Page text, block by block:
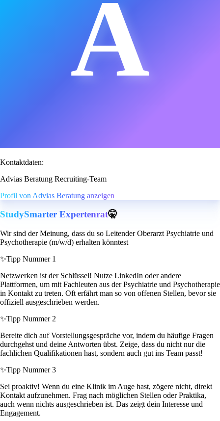
A
Kontaktdaten:
Advias Beratung Recruiting-Team
Profil von Advias Beratung anzeigen
StudySmarter Expertenrat🤫
Wir sind der Meinung, dass du so Leitender Oberarzt Psychiatrie und
Psychotherapie (m/w/d) erhalten könntest
✨Tipp Nummer 1
Netzwerken ist der Schlüssel! Nutze LinkedIn oder andere
Plattformen, um mit Fachleuten aus der Psychiatrie und Psychotherapie
in Kontakt zu treten. Oft erfährt man so von offenen Stellen, bevor sie
offiziell ausgeschrieben werden.
✨Tipp Nummer 2
Bereite dich auf Vorstellungsgespräche vor, indem du häufige Fragen
durchgehst und deine Antworten übst. Zeige, dass du nicht nur die
fachlichen Qualifikationen hast, sondern auch gut ins Team passt!
✨Tipp Nummer 3
Sei proaktiv! Wenn du eine Klinik im Auge hast, zögere nicht, direkt
Kontakt aufzunehmen. Frag nach möglichen Stellen oder Praktika,
auch wenn nichts ausgeschrieben ist. Das zeigt dein Interesse und
Engagement.